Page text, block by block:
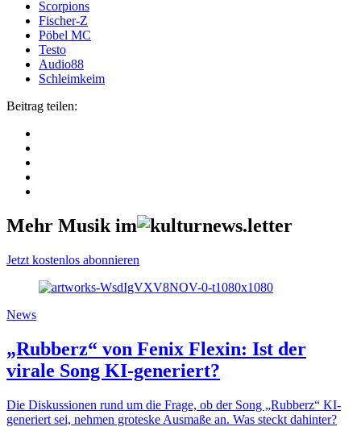
Scorpions
Fischer-Z
Pöbel MC
Testo
Audio88
Schleimkeim
Beitrag teilen:
Mehr Musik im
Jetzt kostenlos abonnieren
News
„Rubberz“ von Fenix Flexin: Ist der
virale Song KI-generiert?
Die Diskussionen rund um die Frage, ob der Song „Rubberz“ KI-
generiert sei, nehmen groteske Ausmaße an. Was steckt dahinter?